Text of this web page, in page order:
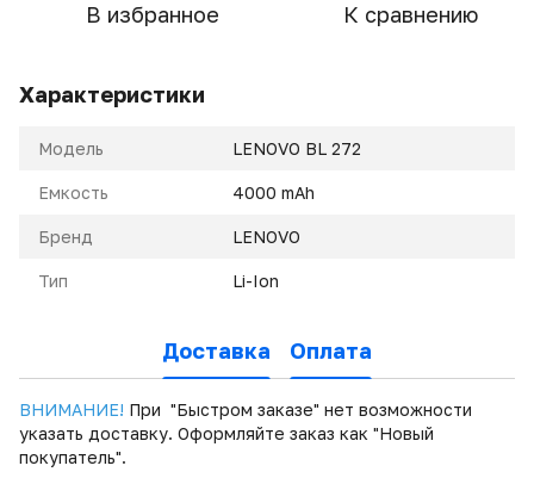
В избранное К сравнению
Характеристики
Модель LENOVO BL 272
Емкость 4000 mAh
Бренд LENOVO
Тип Li-Ion
Доставка Оплата
ВНИМАНИЕ! При "Быстром заказе" нет возможности
указать доставку. Оформляйте заказ как "Новый
покупатель".